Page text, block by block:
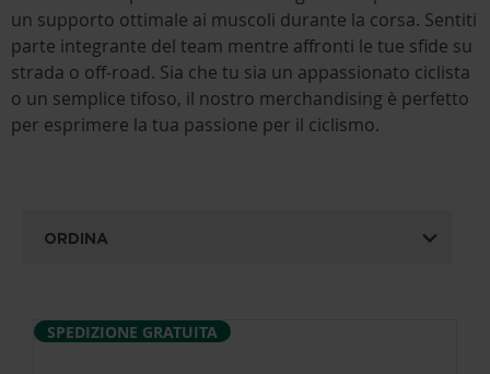
un supporto ottimale ai muscoli durante la corsa. Sentiti
parte integrante del team mentre affronti le tue sfide su
strada o off-road. Sia che tu sia un appassionato ciclista
o un semplice tifoso, il nostro merchandising è perfetto
per esprimere la tua passione per il ciclismo.
ORDINA
SPEDIZIONE GRATUITA